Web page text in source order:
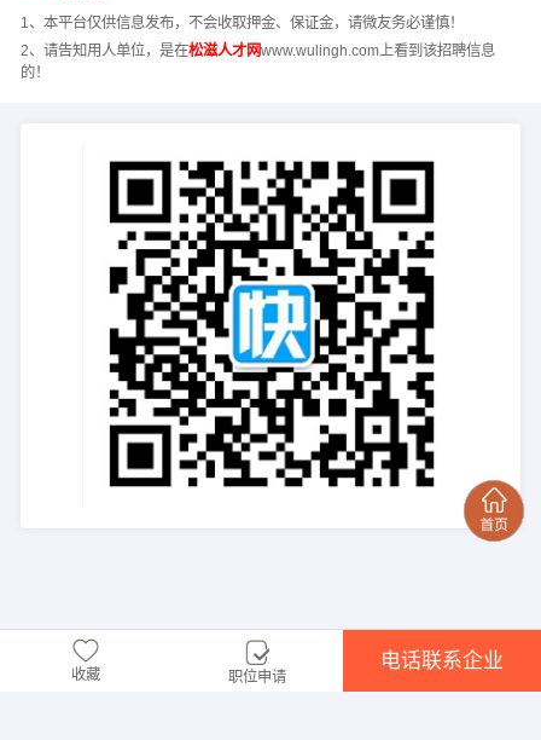
1、本平台仅供信息发布，不会收取押金、保证金，请微友务必谨慎！
2、请告知用人单位，是在松滋人才网www.wulingh.com上看到该招聘信息
的！
收藏 职位申请
电话联系企业